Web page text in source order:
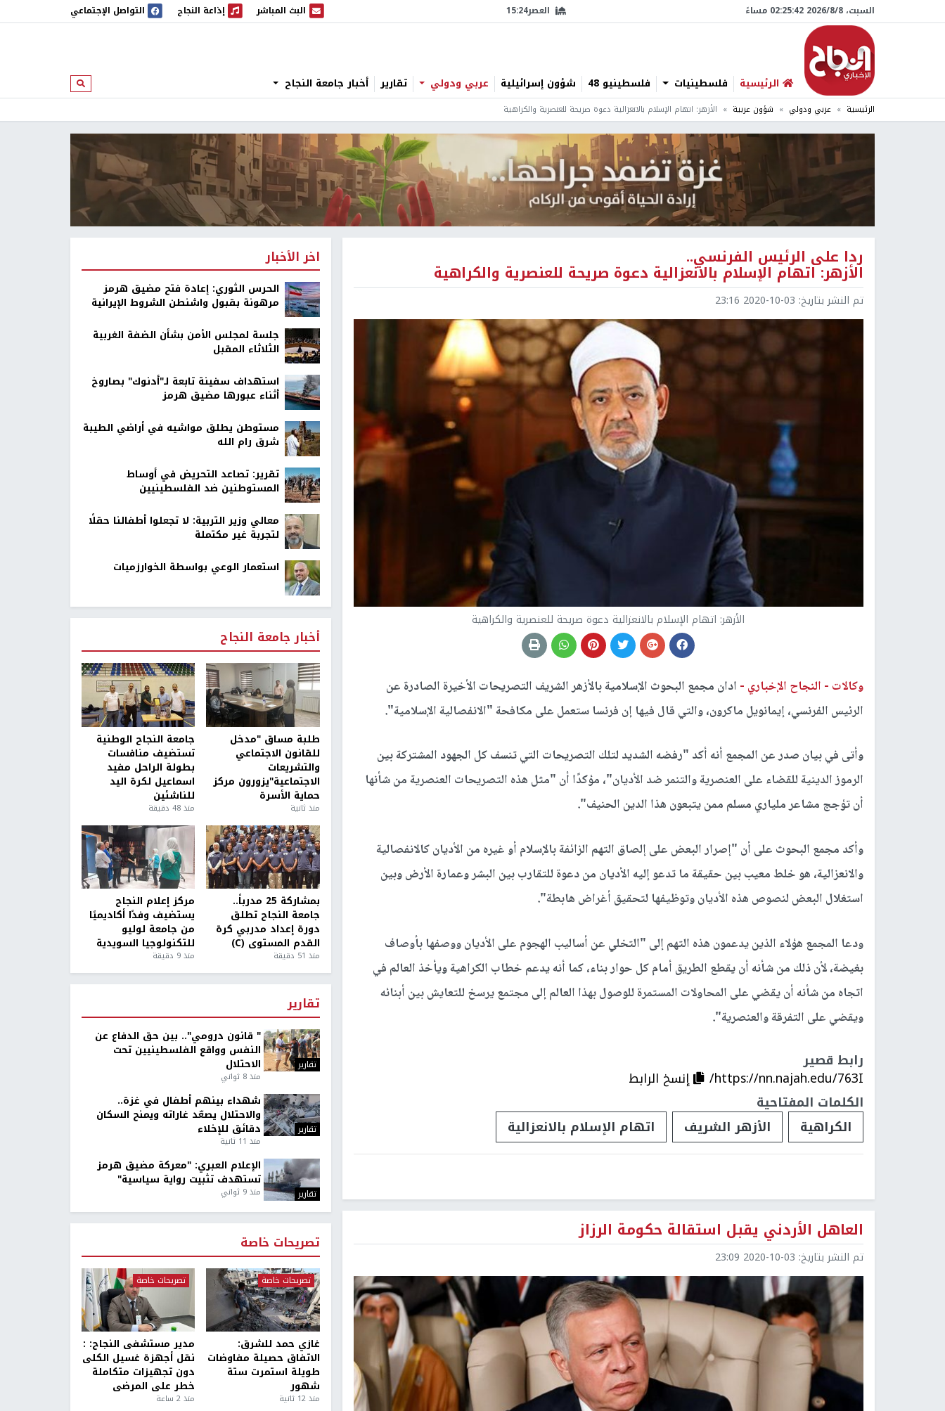
السبت، 8/‏8/‏2026 02:25:43 مساءً العصر15:24 البث المباشر
البث المباشر إذاعة النجاح
إذاعة النجاح التواصل الإجتماعي
الرئيسية فلسطينيات فلسطينيو 48 شؤون إسرائيلية عربي ودولي تقارير أخبار جامعة النجاح ابحث
الرئيسية عربي ودولي شؤون عربية الأزهر: اتهام الإسلام بالانعزالية دعوة صريحة للعنصرية والكراهية
ردا على الرئيس الفرنسي..
الأزهر: اتهام الإسلام بالانعزالية دعوة صريحة للعنصرية والكراهية
تم النشر بتاريخ: 2020-10-03 23:16
الأزهر: اتهام الإسلام بالانعزالية دعوة صريحة للعنصرية والكراهية
وكالات - النجاح الإخباري - ادان مجمع البحوث الإسلامية بالأزهر الشريف التصريحات الأخيرة الصادرة عن
الرئيس الفرنسي، إيمانويل ماكرون، والتي قال فيها إن فرنسا ستعمل على مكافحة "الانفصالية الإسلامية".
وأتى في بيان صدر عن المجمع أنه أكد "رفضه الشديد لتلك التصريحات التي تنسف كل الجهود المشتركة بين
الرموز الدينية للقضاء على العنصرية والتنمر ضد الأديان"، مؤكدًا أن "مثل هذه التصريحات العنصرية من شأنها
أن تؤجج مشاعر ملياري مسلم ممن يتبعون هذا الدين الحنيف".
وأكد مجمع البحوث على أن "إصرار البعض على إلصاق التهم الزائفة بالإسلام أو غيره من الأديان كالانفصالية
والانعزالية، هو خلط معيب بين حقيقة ما تدعو إليه الأديان من دعوة للتقارب بين البشر وعمارة الأرض وبين
استغلال البعض لنصوص هذه الأديان وتوظيفها لتحقيق أغراض هابطة".
ودعا المجمع هؤلاء الذين يدعمون هذه التهم إلى "التخلي عن أساليب الهجوم على الأديان ووصفها بأوصاف
بغيضة، لأن ذلك من شأنه أن يقطع الطريق أمام كل حوار بناء، كما أنه يدعم خطاب الكراهية ويأخذ العالم في
اتجاه من شأنه أن يقضي على المحاولات المستمرة للوصول بهذا العالم إلى مجتمع يرسخ للتعايش بين أبنائه
ويقضي على التفرقة والعنصرية".
رابط قصير
https://nn.najah.edu/763I/
إنسخ الرابط
الكلمات المفتاحية
الكراهية
الأزهر الشريف اتهام الإسلام بالانعزالية
العاهل الأردني يقبل استقالة حكومة الرزاز
تم النشر بتاريخ: 2020-10-03 23:09
اخر الأخبار
الحرس الثوري: إعادة فتح مضيق هرمز
مرهونة بقبول واشنطن الشروط الإيرانية
جلسة لمجلس الأمن بشأن الضفة الغربية
الثلاثاء المقبل
استهداف سفينة تابعة لـ"أدنوك" بصاروخ
أثناء عبورها مضيق هرمز
مستوطن يطلق مواشيه في أراضي الطيبة
شرق رام الله
تقرير: تصاعد التحريض في أوساط
المستوطنين ضد الفلسطينيين
معالي وزير التربية: لا تجعلوا أطفالنا حقلًا
لتجربة غير مكتملة
استعمار الوعي بواسطة الخوارزميات
أخبار جامعة النجاح
طلبة مساق "مدخل
للقانون الاجتماعي
والتشريعات
الاجتماعية"يزورون مركز
حماية الأسرة
منذ ثانية
جامعة النجاح الوطنية
تستضيف منافسات
بطولة الراحل مفيد
اسماعيل لكرة اليد
للناشئين
منذ 48 دقيقة
بمشاركة 25 مدرباً..
جامعة النجاح تطلق
دورة إعداد مدربي كرة
القدم المستوى (C)
منذ 51 دقيقة
مركز إعلام النجاح
يستضيف وفدًا أكاديميًا
من جامعة لوليو
للتكنولوجيا السويدية
منذ 9 دقيقة
تقارير
تقارير
" قانون درومي".. بين حق الدفاع عن
النفس وواقع الفلسطينيين تحت
الاحتلال
منذ 8 ثواني
تقارير
شهداء بينهم أطفال في غزة..
والاحتلال يصعّد غاراته ويمنح السكان
دقائق للإخلاء
منذ 11 ثانية
تقارير
الإعلام العبري: "معركة مضيق هرمز
تستهدف تثبيت رواية سياسية"
منذ 9 ثواني
تصريحات خاصة
تصريحات خاصة
غازي حمد للشرق:
الاتفاق حصيلة مفاوضات
طويلة استمرت ستة
شهور
منذ 12 ثانية
تصريحات خاصة
مدير مستشفى النجاح: :
نقل أجهزة غسيل الكلى
دون تجهيزات متكاملة
خطر على المرضى
منذ 2 ساعة